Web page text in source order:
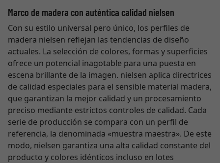
Marco de madera con auténtica calidad nielsen
Con su estilo universal pero único, los perfiles de
madera nielsen reflejan las tendencias de diseño
actuales. La selección de colores, formas y superficies
ofrece un potencial inagotable para una puesta en
escena brillante de la imagen. nielsen aplica directrices
de calidad especiales para el sensible material madera,
que garantizan la mejor calidad y un procesamiento
preciso mediante estrictos controles de calidad. Cada
serie de producción se compara con un perfil de
referencia, la denominada «muestra maestra». De este
modo, nielsen garantiza una alta calidad constante del
producto y colores idénticos incluso en lotes